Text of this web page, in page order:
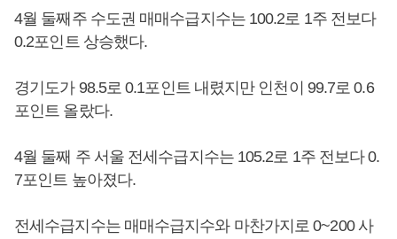
4월 둘째주 수도권 매매수급지수는 100.2로 1주 전보다
0.2포인트 상승했다.
경기도가 98.5로 0.1포인트 내렸지만 인천이 99.7로 0.6
포인트 올랐다.
4월 둘째 주 서울 전세수급지수는 105.2로 1주 전보다 0.
7포인트 높아졌다.
전세수급지수는 매매수급지수와 마찬가지로 0~200 사